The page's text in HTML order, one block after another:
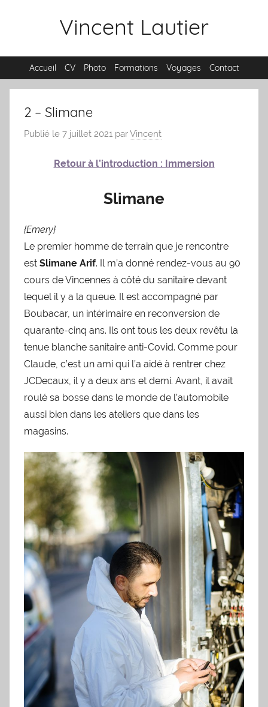
Vincent Lautier
Accueil CV Photo Formations Voyages Contact
2 – Slimane
Publié le 7 juillet 2021 parVincent
Retour à l’introduction : Immersion
Slimane
{Emery}
Le premier homme de terrain que je rencontre
est Slimane Arif. Il m’a donné rendez-vous au 90
cours de Vincennes à côté du sanitaire devant
lequel il y a la queue. Il est accompagné par
Boubacar, un intérimaire en reconversion de
quarante-cinq ans. Ils ont tous les deux revêtu la
tenue blanche sanitaire anti-Covid. Comme pour
Claude, c’est un ami qui l’a aidé à rentrer chez
JCDecaux, il y a deux ans et demi. Avant, il avait
roulé sa bosse dans le monde de l’automobile
aussi bien dans les ateliers que dans les
magasins.